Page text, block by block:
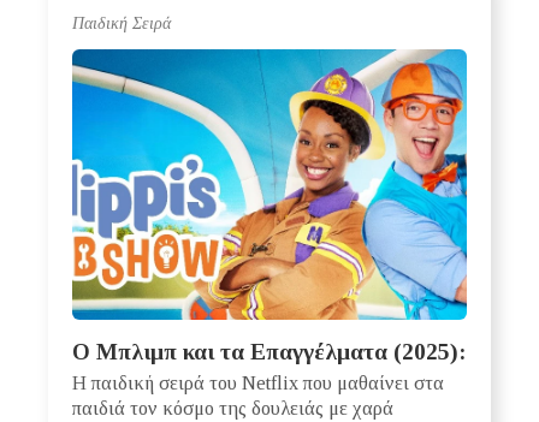
Παιδική Σειρά
Ο Μπλιμπ και τα Επαγγέλματα (2025):
Η παιδική σειρά του Netflix που μαθαίνει στα
παιδιά τον κόσμο της δουλειάς με χαρά